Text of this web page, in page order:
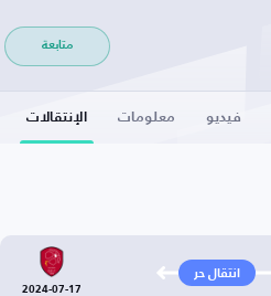
متابعة
فيديو معلومات الإنتقالات
انتقال حر
2024-07-17